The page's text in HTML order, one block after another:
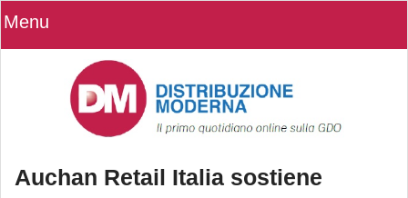
Menu
Auchan Retail Italia sostiene